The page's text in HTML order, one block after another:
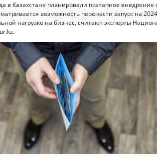
в Казахстане планировали поэтапное
возможность перенести запуск на
нагрузке на бизнес, считают эксперты